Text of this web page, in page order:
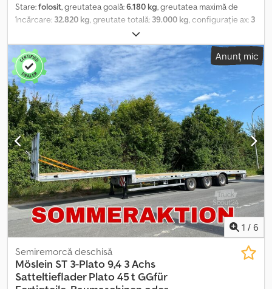
Stare:folosit, greutatea goală:6.180 kg, greutatea maximă de
încărcare: 32.820 kg, greutate totală: 39.000 kg, configurație ax: 3
09/2016, suspensie:
1.350 mm, culoare:gri, kilometraj:100 km, tip de angrenaj:
mecanic , Dotări: ABS, Greutate proprie: 6180 kg, greutate totală
admisă: 39000 kg, suspensie pneumatică față-spate, sistem
electronic de frânare EBS, axe Joloda BPW, prelată culisantă,
acoperiș culisant. Ofertă neangajantă, ne rezervăm dreptul la
erori și vânzare intermediară. Imaginea poate să nu corespundă
ofertei. Dksdpezr Rztjfx Afmor
Anunț mic
1 / 6
Semiremorcă deschisă
Möslein ST 3-Plato 9,4 3 Achs
Satteltieflader Plato 45 t GGfür